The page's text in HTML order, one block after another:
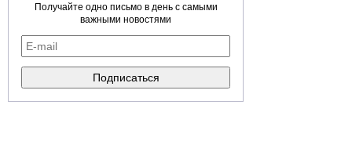
Получайте одно письмо в день с самыми
важными новостями